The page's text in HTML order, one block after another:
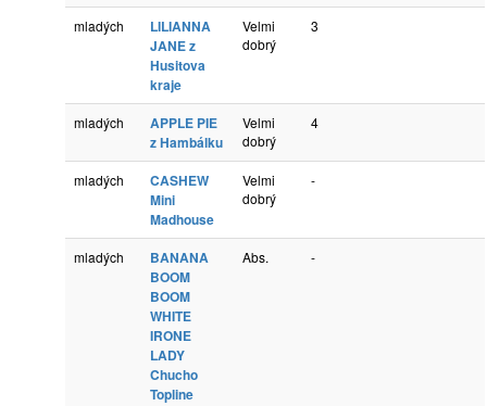
mladých
LILIANNA
JANE z
Husitova
kraje
Velmi
dobrý
3
mladých
APPLE PIE
z Hambálku
Velmi
dobrý
4
mladých
CASHEW
Mini
Madhouse
Velmi
dobrý
-
mladých
BANANA
BOOM
BOOM
WHITE
IRONE
LADY
Chucho
Topline
Abs. -